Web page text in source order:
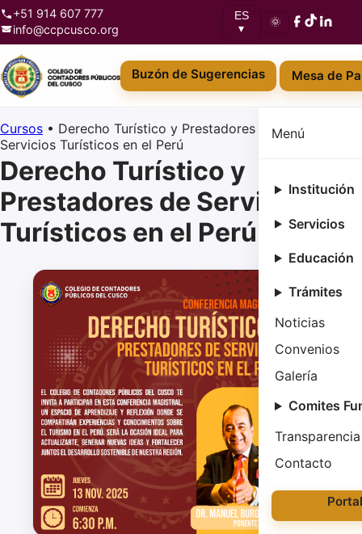
+51 914 607 777
info@ccpcusco.org
ES
▾
🌞
Buzón de Sugerencias Mesa de
Menú
Institución
Servicios
Educación
Trámites
Noticias
Convenios
Galería
Comites
Transparencia
Contacto
Cursos • Derecho Turístico y Prestadores de
Servicios Turísticos en el Perú
Derecho Turístico y
Prestadores de Servicios
Turísticos en el Perú